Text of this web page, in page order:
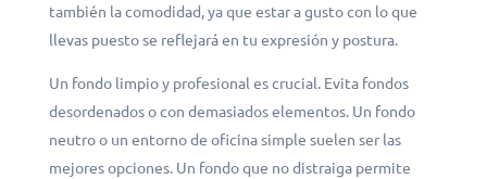
también la comodidad, ya que estar a gusto con lo que
llevas puesto se reflejará en tu expresión y postura.
Un fondo limpio y profesional es crucial. Evita fondos
desordenados o con demasiados elementos. Un fondo
neutro o un entorno de oficina simple suelen ser las
mejores opciones. Un fondo que no distraiga permite